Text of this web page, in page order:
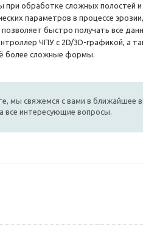
при обработке сложных полостей
параметров в процессе
быстро получать все
ЧПУ с 2D/3D-графикой, а
более сложные формы.
мы свяжемся с вами в ближайшее
все интересующие вопросы.